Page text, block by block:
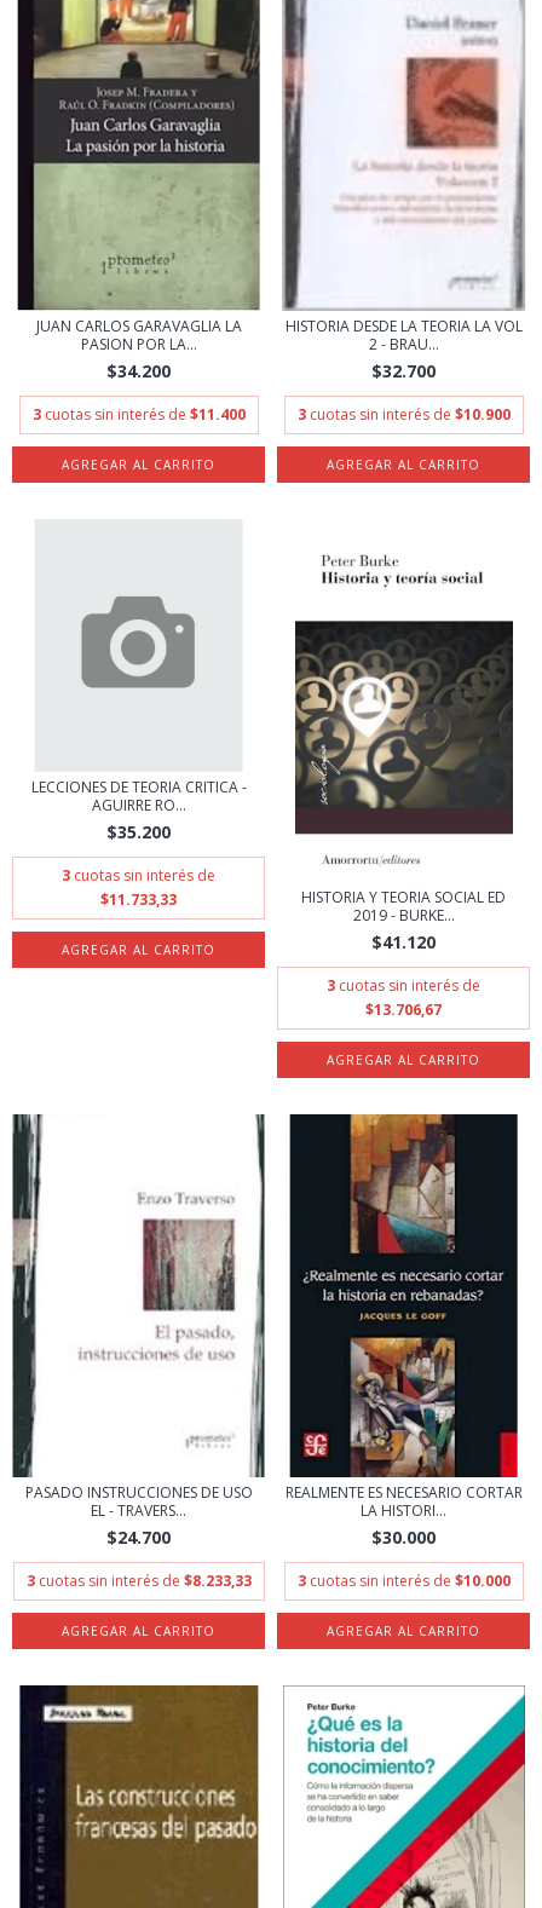
JUAN CARLOS GARAVAGLIA LA
PASION POR LA...
$34.200
3 cuotas sin interés de $11.400
HISTORIA DESDE LA TEORIA LA VOL
2 - BRAU...
$32.700
3 cuotas sin interés de $10.900
LECCIONES DE TEORIA CRITICA -
AGUIRRE RO...
$35.200
3 cuotas sin interés de
$11.733,33
HISTORIA Y TEORIA SOCIAL ED
2019 - BURKE...
$41.120
3 cuotas sin interés de
$13.706,67
PASADO INSTRUCCIONES DE USO
EL - TRAVERS...
$24.700
3 cuotas sin interés de $8.233,33
REALMENTE ES NECESARIO CORTAR
LA HISTORI...
$30.000
3 cuotas sin interés de $10.000